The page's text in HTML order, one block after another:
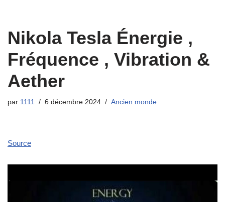
Nikola Tesla Énergie ,
Fréquence , Vibration &
Aether
par 1111 6 décembre 2024 Ancien monde
Source